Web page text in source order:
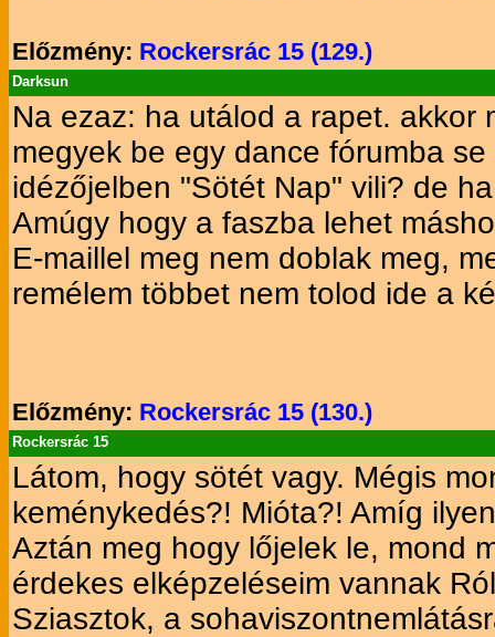
Előzmény: Rockersrác 15 (129.)
Darksun
Na ezaz: ha utálod a rapet. akkor
megyek be egy dance fórumba
idézőjelben "Sötét Nap" vili? de
Amúgy hogy a faszba lehet
E-maillel meg nem doblak meg,
remélem többet nem tolod ide a
Előzmény: Rockersrác 15 (130.)
Rockersrác 15
Látom, hogy sötét vagy. Mégis
keménykedés?! Mióta?! Amíg
Aztán meg hogy lőjelek le, mond
érdekes elképzeléseim vannak
Sziasztok, a